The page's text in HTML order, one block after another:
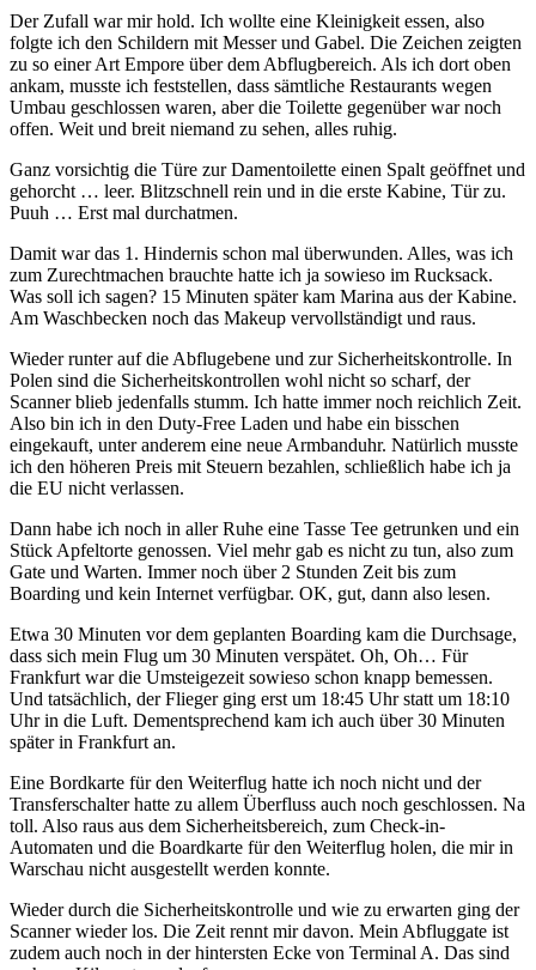
Der Zufall war mir hold. Ich wollte eine Kleinigkeit essen, also
folgte ich den Schildern mit Messer und Gabel. Die Zeichen zeigten
zu so einer Art Empore über dem Abflugbereich. Als ich dort oben
ankam, musste ich feststellen, dass sämtliche Restaurants wegen
Umbau geschlossen waren, aber die Toilette gegenüber war noch
offen. Weit und breit niemand zu sehen, alles ruhig.
Ganz vorsichtig die Türe zur Damentoilette einen Spalt geöffnet und
gehorcht … leer. Blitzschnell rein und in die erste Kabine, Tür zu.
Puuh … Erst mal durchatmen.
Damit war das 1. Hindernis schon mal überwunden. Alles, was ich
zum Zurechtmachen brauchte hatte ich ja sowieso im Rucksack.
Was soll ich sagen? 15 Minuten später kam Marina aus der Kabine.
Am Waschbecken noch das Makeup vervollständigt und raus.
Wieder runter auf die Abflugebene und zur Sicherheitskontrolle. In
Polen sind die Sicherheitskontrollen wohl nicht so scharf, der
Scanner blieb jedenfalls stumm. Ich hatte immer noch reichlich Zeit.
Also bin ich in den Duty-Free Laden und habe ein bisschen
eingekauft, unter anderem eine neue Armbanduhr. Natürlich musste
ich den höheren Preis mit Steuern bezahlen, schließlich habe ich ja
die EU nicht verlassen.
Dann habe ich noch in aller Ruhe eine Tasse Tee getrunken und ein
Stück Apfeltorte genossen. Viel mehr gab es nicht zu tun, also zum
Gate und Warten. Immer noch über 2 Stunden Zeit bis zum
Boarding und kein Internet verfügbar. OK, gut, dann also lesen.
Etwa 30 Minuten vor dem geplanten Boarding kam die Durchsage,
dass sich mein Flug um 30 Minuten verspätet. Oh, Oh… Für
Frankfurt war die Umsteigezeit sowieso schon knapp bemessen.
Und tatsächlich, der Flieger ging erst um 18:45 Uhr statt um 18:10
Uhr in die Luft. Dementsprechend kam ich auch über 30 Minuten
später in Frankfurt an.
Eine Bordkarte für den Weiterflug hatte ich noch nicht und der
Transferschalter hatte zu allem Überfluss auch noch geschlossen. Na
toll. Also raus aus dem Sicherheitsbereich, zum Check-in-
Automaten und die Boardkarte für den Weiterflug holen, die mir in
Warschau nicht ausgestellt werden konnte.
Wieder durch die Sicherheitskontrolle und wie zu erwarten ging der
Scanner wieder los. Die Zeit rennt mir davon. Mein Abfluggate ist
zudem auch noch in der hintersten Ecke von Terminal A. Das sind